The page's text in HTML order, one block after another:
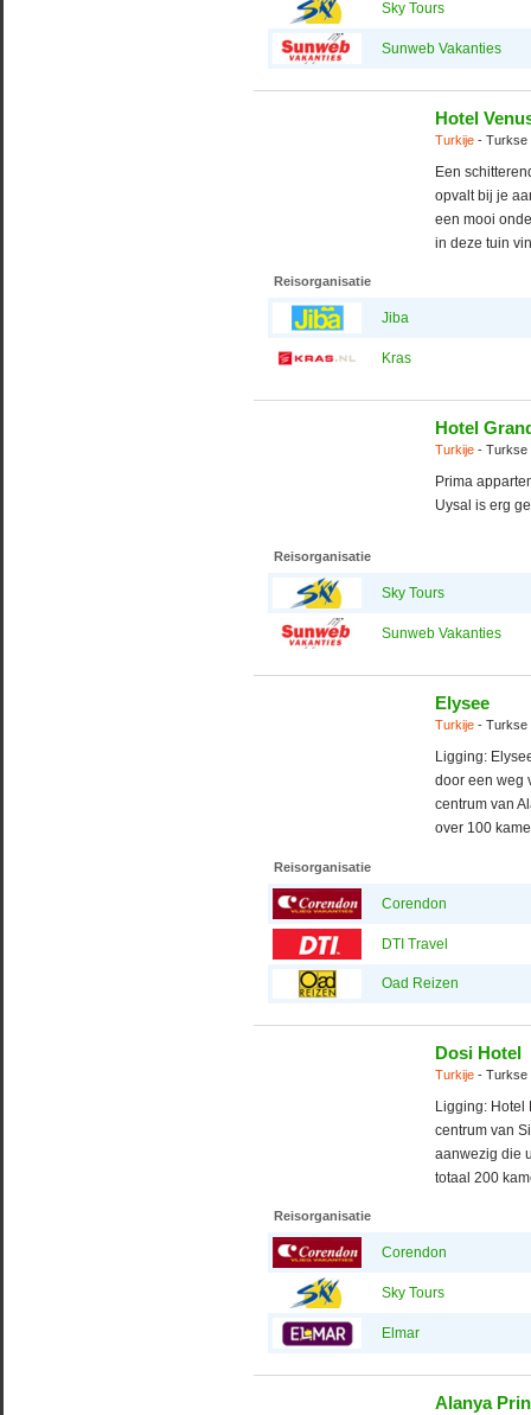
Sky Tours
Sunweb Vakanties
Hotel
Turkije - Turkse
Een
opvalt bij je
een mooi
in deze tuin
Reisorganisatie
Jiba
Kras
Hotel
Turkije - Turkse
Prima
Uysal is erg
Reisorganisatie
Sky Tours
Sunweb Vakanties
Elysee
Turkije - Turkse
Ligging:
door een weg
centrum van
over 100
Reisorganisatie
Corendon
DTI Travel
Oad Reizen
Dosi Hotel
Turkije - Turkse
Ligging: Hotel
centrum van
aanwezig die
totaal 200
Reisorganisatie
Corendon
Sky Tours
Elmar
Alanya